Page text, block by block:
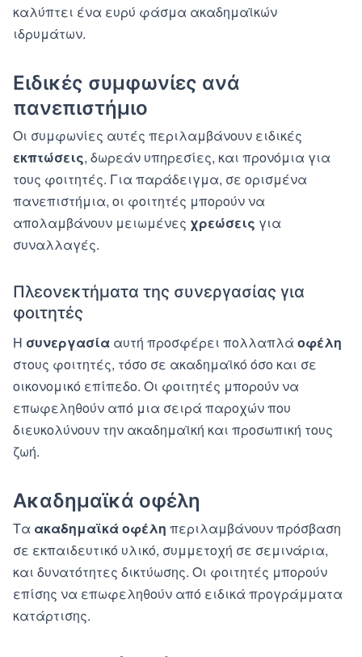
καλύπτει ένα ευρύ φάσμα ακαδημαϊκών
ιδρυμάτων.
Ειδικές συμφωνίες ανά
πανεπιστήμιο
Οι συμφωνίες αυτές περιλαμβάνουν ειδικές
εκπτώσεις, δωρεάν υπηρεσίες, και προνόμια για
τους φοιτητές. Για παράδειγμα, σε ορισμένα
πανεπιστήμια, οι φοιτητές μπορούν να
απολαμβάνουν μειωμένες χρεώσεις για
συναλλαγές.
Πλεονεκτήματα της συνεργασίας για
φοιτητές
Η συνεργασία αυτή προσφέρει πολλαπλά οφέλη
στους φοιτητές, τόσο σε ακαδημαϊκό όσο και σε
οικονομικό επίπεδο. Οι φοιτητές μπορούν να
επωφεληθούν από μια σειρά παροχών που
διευκολύνουν την ακαδημαϊκή και προσωπική τους
ζωή.
Ακαδημαϊκά οφέλη
Τα ακαδημαϊκά οφέλη περιλαμβάνουν πρόσβαση
σε εκπαιδευτικό υλικό, συμμετοχή σε σεμινάρια,
και δυνατότητες δικτύωσης. Οι φοιτητές μπορούν
επίσης να επωφεληθούν από ειδικά προγράμματα
κατάρτισης.